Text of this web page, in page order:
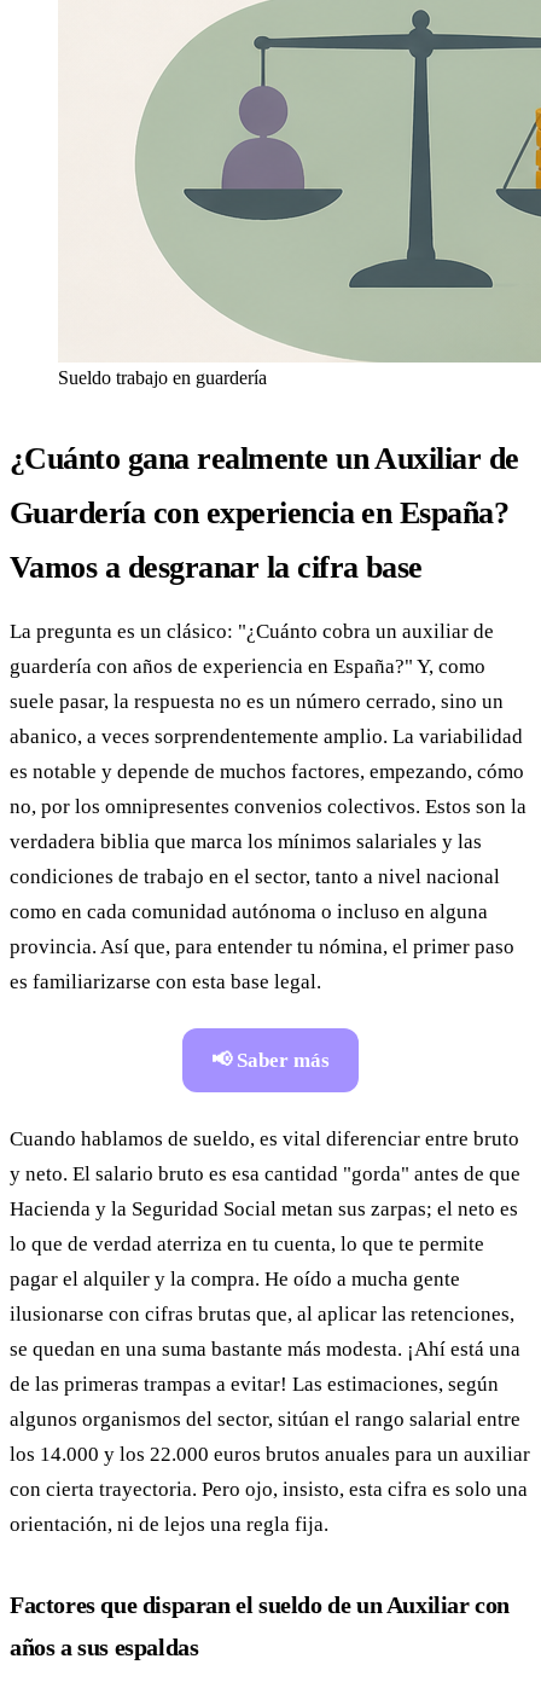
Sueldo trabajo en guardería
¿Cuánto gana realmente un Auxiliar de
Guardería con experiencia en España?
Vamos a desgranar la cifra base
La pregunta es un clásico: "¿Cuánto cobra un auxiliar de
guardería con años de experiencia en España?" Y, como
suele pasar, la respuesta no es un número cerrado, sino un
abanico, a veces sorprendentemente amplio. La variabilidad
es notable y depende de muchos factores, empezando, cómo
no, por los omnipresentes convenios colectivos. Estos son la
verdadera biblia que marca los mínimos salariales y las
condiciones de trabajo en el sector, tanto a nivel nacional
como en cada comunidad autónoma o incluso en alguna
provincia. Así que, para entender tu nómina, el primer paso
es familiarizarse con esta base legal.
📢 Saber más
Cuando hablamos de sueldo, es vital diferenciar entre bruto
y neto. El salario bruto es esa cantidad "gorda" antes de que
Hacienda y la Seguridad Social metan sus zarpas; el neto es
lo que de verdad aterriza en tu cuenta, lo que te permite
pagar el alquiler y la compra. He oído a mucha gente
ilusionarse con cifras brutas que, al aplicar las retenciones,
se quedan en una suma bastante más modesta. ¡Ahí está una
de las primeras trampas a evitar! Las estimaciones, según
algunos organismos del sector, sitúan el rango salarial entre
los 14.000 y los 22.000 euros brutos anuales para un auxiliar
con cierta trayectoria. Pero ojo, insisto, esta cifra es solo una
orientación, ni de lejos una regla fija.
Factores que disparan el sueldo de un Auxiliar con
años a sus espaldas